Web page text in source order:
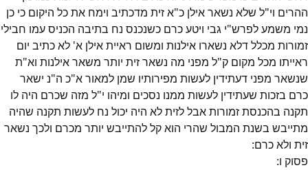
ההרים וי"ל שלא נשאר אילן כ"א זית מדכתיב וימח את כל היקום כי כן
נמי משמע לפרש"י גבי ויטע כרם כשנכנס נח בתיבה הכניס עמו חבילי
זמורות מכלל דלא נשארו אילנות ומשום ראיית אילן א' לא כתיב יום
ראייתו מכל מקום ק"ל מפני מה נשאר זית יותר משאר אילנות וא"ת
שנשאר מפני דעתידין לעשות מפירותיו שמן למאור א"כ ה"נ ישאר
כרם בזכות שעתידין לעשות ממנו נסכים ומיהו י"ל מזה שכרם היה לו
תקנה בהכנסת זמורות אבל לזית לא היה יכול נח לעשות תקנה שהיה
מתייבש בשנת המבול שהרי הוא קל להתייבש יותר מכרם ולכך נשאר
זית ולא כרם:
פסוק ו: